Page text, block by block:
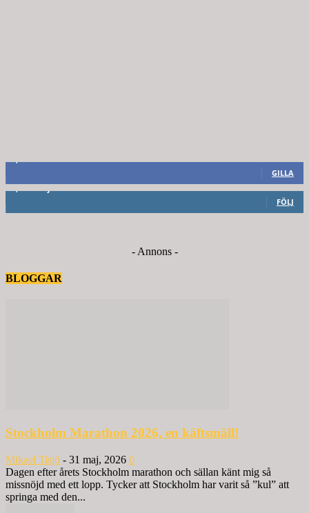
GILLA
FÖLJ
- Annons -
BLOGGAR
Stockholm Marathon 2026, en käftsmäll!
Mikael Tisjö - 31 maj, 2026 0
Dagen efter årets Stockholm marathon och sällan känt mig så
missnöjd med ett lopp. Tycker att Stockholm har varit så ”kul” att
springa med den...